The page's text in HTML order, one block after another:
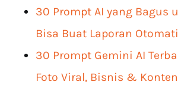
30 Prompt AI yang Bagus
Bisa Buat Laporan
30 Prompt Gemini AI
Foto Viral, Bisnis & Konten